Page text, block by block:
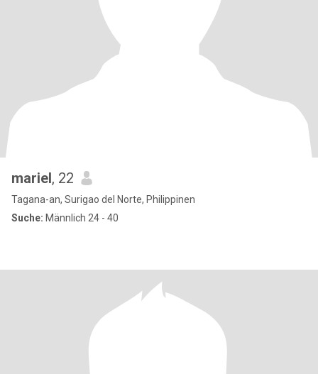
mariel, 22
Tagana-an, Surigao del Norte, Philippinen
Suche: Männlich 24 - 40